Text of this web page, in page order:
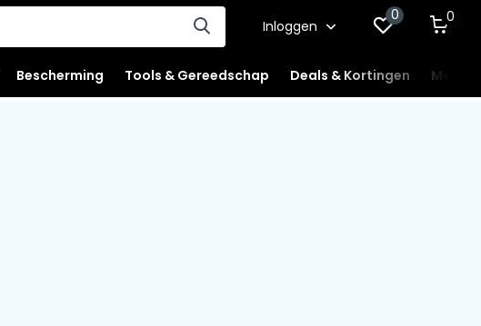
Inloggen
0 0
Bescherming Tools & Gereedschap Deals & Kortingen